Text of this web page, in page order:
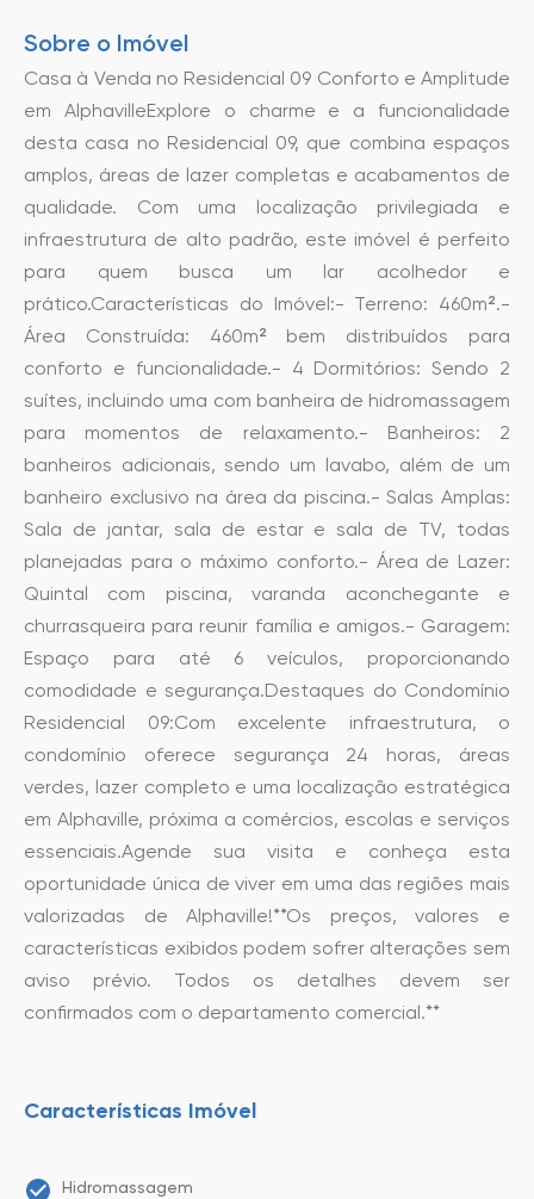
Sobre o Imóvel
Casa à Venda no Residencial 09 Conforto e Amplitude
em AlphavilleExplore o charme e a funcionalidade
desta casa no Residencial 09, que combina espaços
amplos, áreas de lazer completas e acabamentos de
qualidade. Com uma localização privilegiada e
infraestrutura de alto padrão, este imóvel é perfeito
para quem busca um lar acolhedor e
prático.Características do Imóvel:- Terreno: 460m².-
Área Construída: 460m² bem distribuídos para
conforto e funcionalidade.- 4 Dormitórios: Sendo 2
suítes, incluindo uma com banheira de hidromassagem
para momentos de relaxamento.- Banheiros: 2
banheiros adicionais, sendo um lavabo, além de um
banheiro exclusivo na área da piscina.- Salas Amplas:
Sala de jantar, sala de estar e sala de TV, todas
planejadas para o máximo conforto.- Área de Lazer:
Quintal com piscina, varanda aconchegante e
churrasqueira para reunir família e amigos.- Garagem:
Espaço para até 6 veículos, proporcionando
comodidade e segurança.Destaques do Condomínio
Residencial 09:Com excelente infraestrutura, o
condomínio oferece segurança 24 horas, áreas
verdes, lazer completo e uma localização estratégica
em Alphaville, próxima a comércios, escolas e serviços
essenciais.Agende sua visita e conheça esta
oportunidade única de viver em uma das regiões mais
valorizadas de Alphaville!**Os preços, valores e
características exibidos podem sofrer alterações sem
aviso prévio. Todos os detalhes devem ser
confirmados com o departamento comercial.**
Características Imóvel
Hidromassagem